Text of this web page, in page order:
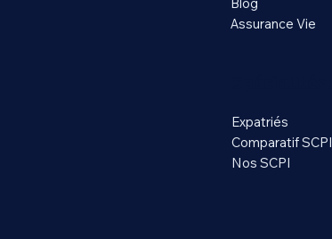
Assurance Vie
Expatriés
Comparatif SCPI
Nos SCPI